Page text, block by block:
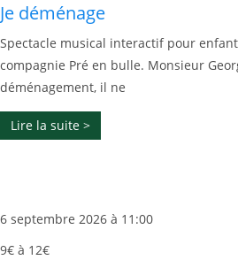
Je déménage
Spectacle musical interactif pour
compagnie Pré en bulle. Monsieur
déménagement, il ne
Lire la suite >
6 septembre 2026 à 11:00
9€ à 12€